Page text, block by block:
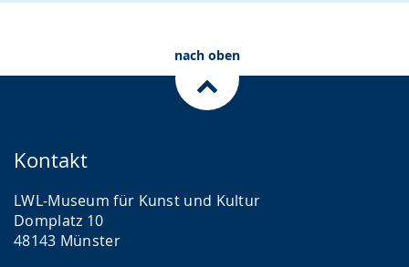
nach oben
Kontakt
LWL-Museum für Kunst und Kultur
Domplatz 10
48143 Münster